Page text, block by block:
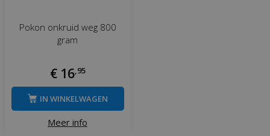
Pokon onkruid weg 800
gram
€ 16,95
Meer info
IN WINKELWAGEN